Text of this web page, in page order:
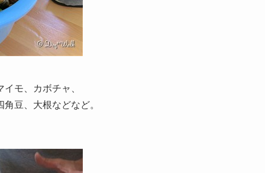
モ、カボチャ、
豆、大根などなど。